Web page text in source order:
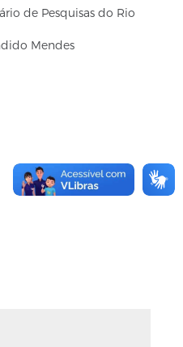
de Pesquisas do Rio
Mendes